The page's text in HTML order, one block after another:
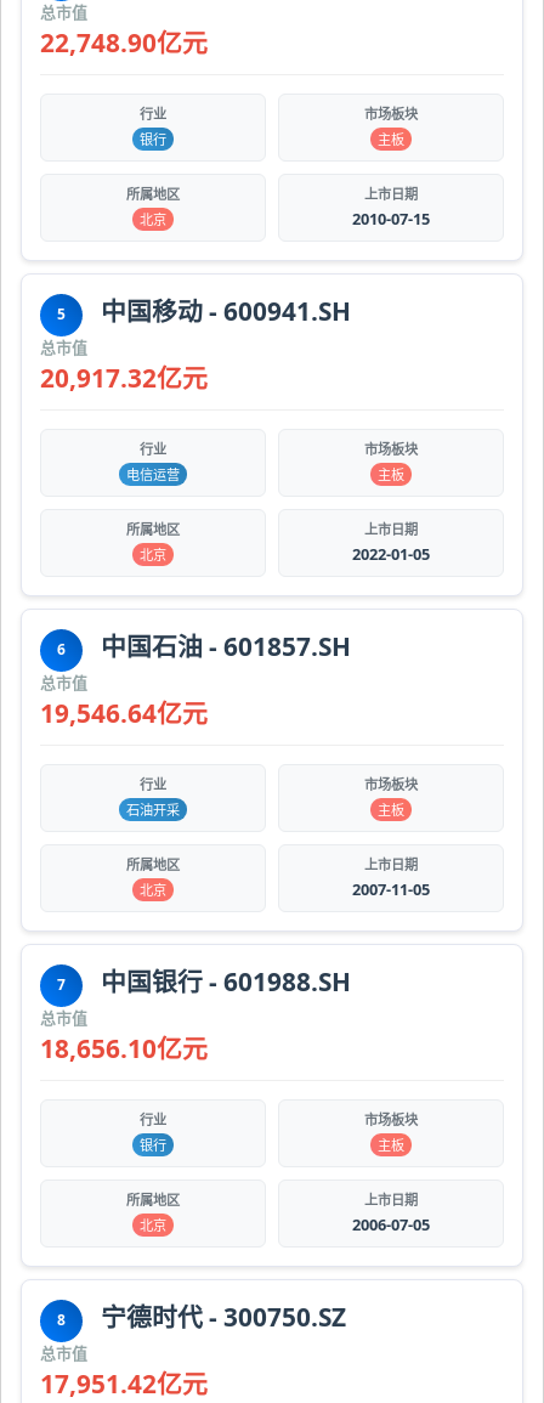
总市值
22,748.90亿元
行业
银行
市场板块
主板
所属地区
北京
上市日期
2010-07-15
5 中国移动 - 600941.SH
总市值
20,917.32亿元
行业
电信运营
市场板块
主板
所属地区
北京
上市日期
2022-01-05
6 中国石油 - 601857.SH
总市值
19,546.64亿元
行业
石油开采
市场板块
主板
所属地区
北京
上市日期
2007-11-05
7 中国银行 - 601988.SH
总市值
18,656.10亿元
行业
银行
市场板块
主板
所属地区
北京
上市日期
2006-07-05
8 宁德时代 - 300750.SZ
总市值
17,951.42亿元